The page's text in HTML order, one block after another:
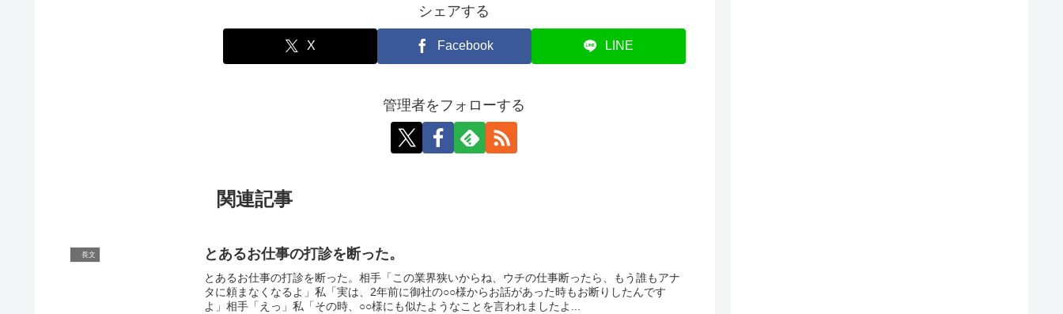
シェアする
X Facebook LINE
管理者をフォローする
関連記事
長文 とあるお仕事の打診を断った。
とあるお仕事の打診を断った。相手「この業界狭いからね、ウチの仕事断ったら、もう誰もアナ
タに頼まなくなるよ」私「実は、2年前に御社の○○様からお話があった時もお断りしたんです
よ」相手「えっ」私「その時、○○様にも似たようなことを言われましたよ...